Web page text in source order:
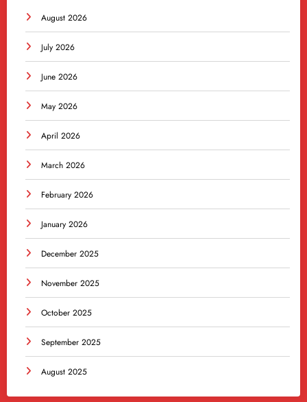
August 2026
July 2026
June 2026
May 2026
April 2026
March 2026
February 2026
January 2026
December 2025
November 2025
October 2025
September 2025
August 2025